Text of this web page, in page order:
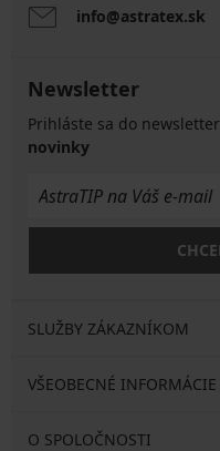
info@astratex.sk
Newsletter
Prihláste sa do
novinky
SLUŽBY ZÁKAZNÍKOM
VŠEOBECNÉ INFORMÁCIE
O SPOLOČNOSTI